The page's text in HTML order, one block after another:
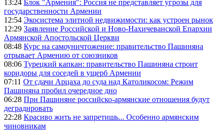
13:24 Блок "Армения": Россия не представляет угрозы для
государственности Армении
12:54 Экосистема элитной недвижимости: как устроен рынок
12:29 Заявление Российской и Ново-Нахичеванской Епархии
Армянской Апостольской Церкви
08:48 Курс на самоуничтожение: правительство Пашиняна
отрывает Армению от союзников
08:06 Турецкий капкан: правительство Пашиняна строит
коридоры для соседей в ущерб Армении
07:11 От сдачи Арцаха до суда над Католикосом: Режим
Пашиняна пробил очередное дно
06:28 При Пашиняне российско-армянские отношения будут
деградировать
22:28 Красиво жить не запретишь... Особенно армянским
чиновникам